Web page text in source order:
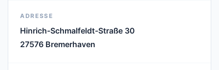
ADRESSE
Hinrich-Schmalfeldt-Straße 30
27576 Bremerhaven